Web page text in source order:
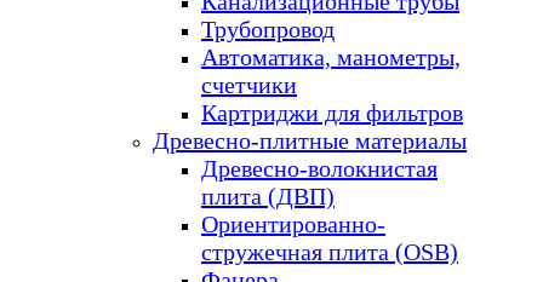
Трубопровод
Автоматика, манометры,
счетчики
Картриджи для фильтров
Древесно-плитные материалы
Древесно-волокнистая
плита (ДВП)
Ориентированно-
стружечная плита (OSB)